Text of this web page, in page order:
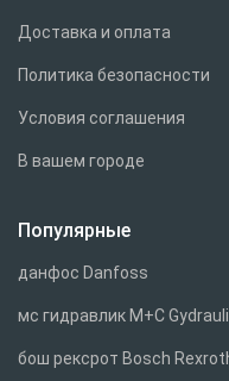
Доставка и оплата
Политика безопасности
Условия соглашения
В вашем городе
Популярные
данфос Danfoss
мс гидравлик M+C
бош рексрот Bosch